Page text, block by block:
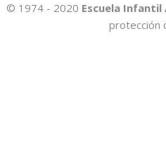
© 1974 - 2020 Escuela Infantil
protección